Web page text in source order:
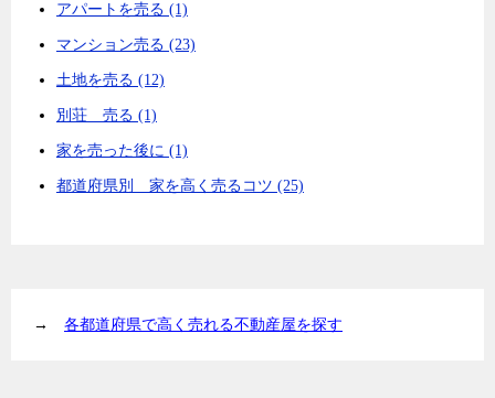
アパートを売る (1)
マンション売る (23)
土地を売る (12)
別荘 売る (1)
家を売った後に (1)
都道府県別 家を高く売るコツ (25)
→ 各都道府県で高く売れる不動産屋を探す